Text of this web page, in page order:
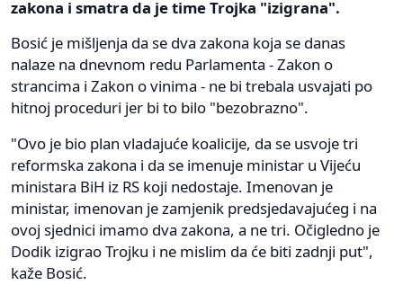
zakona i smatra da je time Trojka "izigrana".
Bosić je mišljenja da se dva zakona koja se danas
nalaze na dnevnom redu Parlamenta - Zakon o
strancima i Zakon o vinima - ne bi trebala usvajati po
hitnoj proceduri jer bi to bilo "bezobrazno".
"Ovo je bio plan vladajuće koalicije, da se usvoje tri
reformska zakona i da se imenuje ministar u Vijeću
ministara BiH iz RS koji nedostaje. Imenovan je
ministar, imenovan je zamjenik predsjedavajućeg i na
ovoj sjednici imamo dva zakona, a ne tri. Očigledno je
Dodik izigrao Trojku i ne mislim da će biti zadnji put",
kaže Bosić.